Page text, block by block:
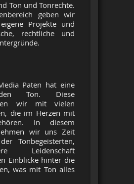
Ton und Tonrechte.
geben wir
Projekte und
rechtliche und
Paten hat eine
den Ton. Diese
wir mit vielen
die im Herzen mit
In diesem
wir uns Zeit
Tonbegeisterten,
Leidenschaft
Einblicke hinter die
was mit Ton alles